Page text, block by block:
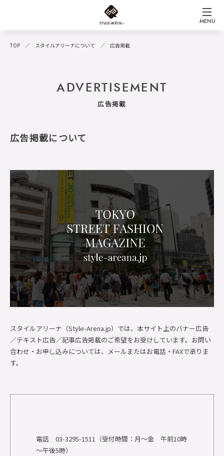
MENU
TOP スタイルアリーナについて 広告掲載
ADVERTISEMENT
広告掲載
広告掲載について
スタイルアリーナ（Style-Arena.jp）では、本サイト上のバナー広告
／テキスト広告／記事広告掲載のご希望をお受けしています。お問い
合わせ・お申し込みについては、メールまたはお電話・FAXで承りま
す。
電話 03-3295-1511（受付時間：月～金 午前10時
～午後5時）